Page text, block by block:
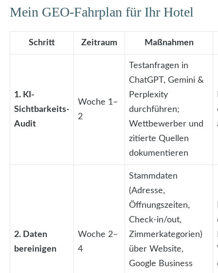
Mein GEO-Fahrplan für Ihr Hotel
Schritt Zeitraum Maßnahmen
1. KI-
Sichtbarkeits-
Audit
Woche 1–
2
Testanfragen in
ChatGPT, Gemini &
Perplexity
durchführen;
Wettbewerber und
zitierte Quellen
dokumentieren
2. Daten
bereinigen
Woche 2–
4
Stammdaten
(Adresse,
Öffnungszeiten,
Check-in/out,
Zimmerkategorien)
über Website,
Google Business